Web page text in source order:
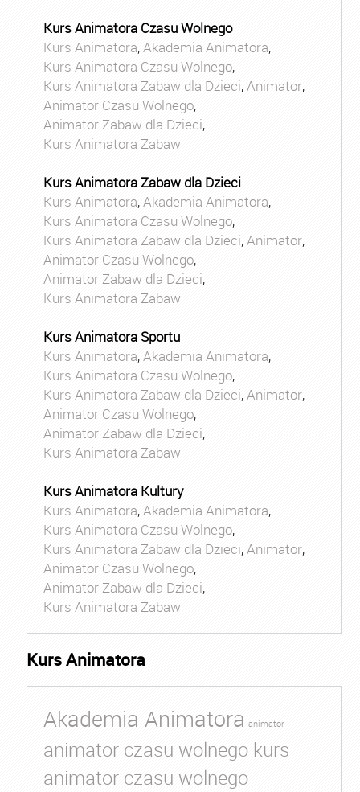
Kurs Animatora Czasu Wolnego
Kurs Animatora,Akademia Animatora,
Kurs Animatora Czasu Wolnego,
Kurs Animatora Zabaw dla Dzieci,Animator,
Animator Czasu Wolnego,
Animator Zabaw dla Dzieci,
Kurs Animatora Zabaw
Kurs Animatora Zabaw dla Dzieci
Kurs Animatora,Akademia Animatora,
Kurs Animatora Czasu Wolnego,
Kurs Animatora Zabaw dla Dzieci,Animator,
Animator Czasu Wolnego,
Animator Zabaw dla Dzieci,
Kurs Animatora Zabaw
Kurs Animatora Sportu
Kurs Animatora,Akademia Animatora,
Kurs Animatora Czasu Wolnego,
Kurs Animatora Zabaw dla Dzieci,Animator,
Animator Czasu Wolnego,
Animator Zabaw dla Dzieci,
Kurs Animatora Zabaw
Kurs Animatora Kultury
Kurs Animatora,Akademia Animatora,
Kurs Animatora Czasu Wolnego,
Kurs Animatora Zabaw dla Dzieci,Animator,
Animator Czasu Wolnego,
Animator Zabaw dla Dzieci,
Kurs Animatora Zabaw
Kurs Animatora
Akademia Animatora animator
animator czasu wolnego kurs
animator czasu wolnego